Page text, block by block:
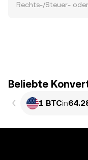
Rechts-/Steuer-
Beliebte
1 BTCin